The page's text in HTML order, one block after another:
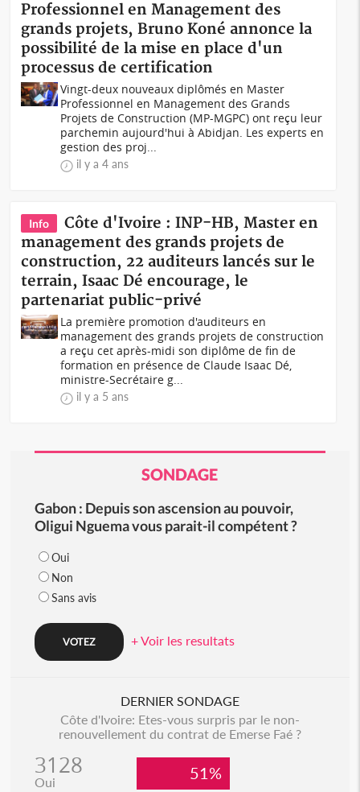
Professionnel en Management des
grands projets, Bruno Koné annonce la
possibilité de la mise en place d'un
processus de certification
Vingt-deux nouveaux diplômés en Master
Professionnel en Management des Grands
Projets de Construction (MP-MGPC) ont reçu leur
parchemin aujourd'hui à Abidjan. Les experts en
gestion des proj...
il y a 4 ans
Info
Côte d'Ivoire : INP-HB, Master en
management des grands projets de
construction, 22 auditeurs lancés sur le
terrain, Isaac Dé encourage, le
partenariat public-privé
La première promotion d'auditeurs en
management des grands projets de construction
a reçu cet après-midi son diplôme de fin de
formation en présence de Claude Isaac Dé,
ministre-Secrétaire g...
il y a 5 ans
SONDAGE
Gabon : Depuis son ascension au pouvoir,
Oligui Nguema vous parait-il compétent ?
Oui
Non
Sans avis
+ Voir les resultats
DERNIER SONDAGE
Côte d'Ivoire: Etes-vous surpris par le non-
renouvellement du contrat de Emerse Faé ?
3128
Oui 51%